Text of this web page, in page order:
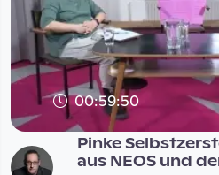
00:59:50
Pinke
aus NEOS und